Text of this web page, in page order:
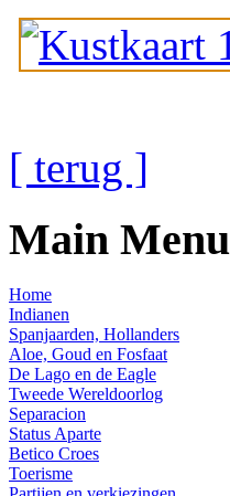
[ terug ]
Main Menu
Home
Indianen
Spanjaarden, Hollanders
Aloe, Goud en Fosfaat
De Lago en de Eagle
Tweede Wereldoorlog
Separacion
Status Aparte
Betico Croes
Toerisme